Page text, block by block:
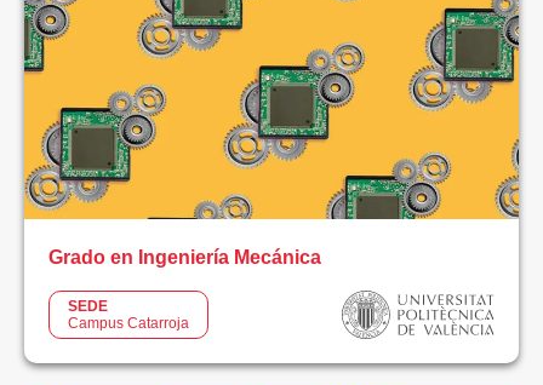
Otros
Estudios
Postgrado
ÁREA
TEMÁTICA
Educación
Grado en Ingeniería Mecánica
SEDE
Campus Catarroja